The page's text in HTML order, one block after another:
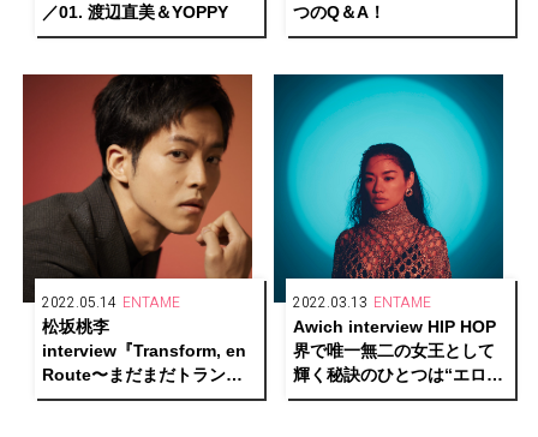
／01. 渡辺直美＆YOPPY
つのQ＆A！
2022.05.14 ENTAME
松坂桃李
interview『Transform, en
Route〜まだまだトランス
フォーム中〜』
2022.03.13 ENTAME
Awich interview HIP HOP
界で唯一無二の女王として
輝く秘訣のひとつは“エロス
への探求心”